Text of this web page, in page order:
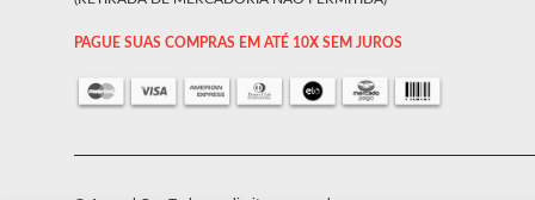
PAGUE SUAS COMPRAS EM ATÉ 10X SEM JUROS